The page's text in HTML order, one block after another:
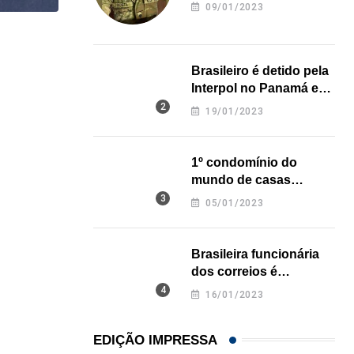
BRASIL,ESTADOS UNIDOS,MUNDO
Brasil e EUA alertam cidadãos sobre viagens
09/01/2023
Brasileiro é detido pela
Interpol no Panamá e
pode pegar prisão
19/01/2023
1º condomínio do
mundo de casas
impressas em 3D é
05/01/2023
Brasileira funcionária
dos correios é
assassinada a facadas
16/01/2023
EDIÇÃO IMPRESSA